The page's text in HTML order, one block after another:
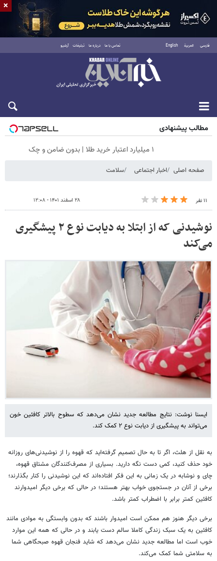
فارسی العربية English تماس با ما درباره ما تبلیغات آرشیو
جمعه ۱۶ مرداد ۱۴۰۵
مطالب پیشنهادی
۱ میلیارد اعتبار خرید طلا | بدون ضامن و چک
صفحه اصلی اخبار اجتماعی سلامت
۱۱ نفر ۲۸ اسفند ۱۴۰۱ - ۱۲:۰۸
نوشیدنی که از ابتلا به دیابت نوع ۲ پیشگیری
می‌کند
ایسنا نوشت: نتایج مطالعه جدید نشان می‌دهد که سطوح بالاتر کافئین خون
می‌تواند به پیشگیری از دیابت نوع ۲ کمک کند.
به نقل از هلث، اگر تا به حال تصمیم گرفته‌اید که قهوه را از نوشیدنی‌های روزانه
خود حذف کنید، کمی دست نگه دارید. بسیاری از مصرف‌کنندگان مشتاق قهوه،
چای و نوشابه در یک زمانی به این فکر افتاده‌اند که این نوشیدنی را کنار بگذارند؛
برخی از آنان در جستجوی خواب بهتر هستند؛ در حالی که برخی دیگر امیدوارند
کافئین کمتر برابر با اضطراب کمتر باشد.
برخی دیگر هنوز هم ممکن است امیدوار باشند که بدون وابستگی به موادی مانند
کافئین به یک سبک زندگی کاملا سالم دست یابند و در حالی که همه این موارد
خوب است اما مطالعه جدید نشان می‌دهد که شاید فنجان قهوه صبحگاهی شما
به سلامتی شما کمک می‌کند.
×